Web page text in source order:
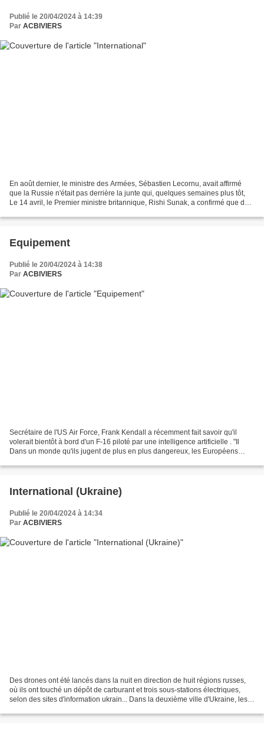
Publié le 20/04/2024 à 14:39
Par ACBIVIERS
En août dernier, le ministre des Armées, Sébastien Lecornu, avait affirmé
que la Russie n'était pas derrière la junte qui, quelques semaines plus tôt,
Le 14 avril, le Premier ministre britannique, Rishi Sunak, a confirmé que des
Equipement
Publié le 20/04/2024 à 14:38
Par ACBIVIERS
Secrétaire de l'US Air Force, Frank Kendall a récemment fait savoir qu'il
volerait bientôt à bord d'un F-16 piloté par une intelligence artificielle . "Il
Dans un monde qu'ils jugent de plus en plus dangereux, les Européens
International (Ukraine)
Publié le 20/04/2024 à 14:34
Par ACBIVIERS
Des drones ont été lancés dans la nuit en direction de huit régions russes,
où ils ont touché un dépôt de carburant et trois sous-stations électriques,
selon des sites d'information ukrain... Dans la deuxième ville d'Ukraine, les